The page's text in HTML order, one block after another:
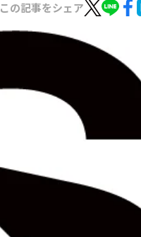
この記事をシェア